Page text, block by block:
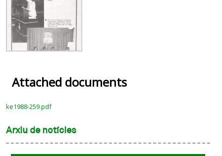
Attached documents
ke1988-259.pdf
Arxiu de notícies